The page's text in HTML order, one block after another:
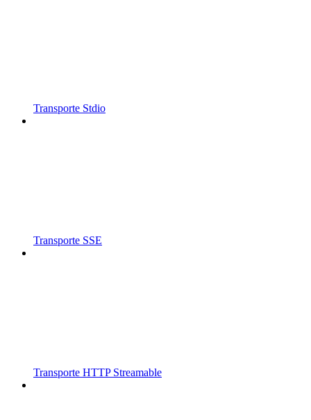
Transporte Stdio
Transporte SSE
Transporte HTTP Streamable